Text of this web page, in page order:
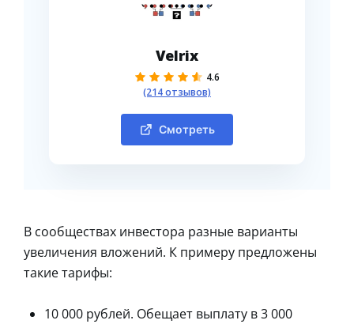
Velrix
4.6
(214 отзывов)
Смотреть
В сообществах инвестора разные варианты
увеличения вложений. К примеру предложены
такие тарифы:
10 000 рублей. Обещает выплату в 3 000